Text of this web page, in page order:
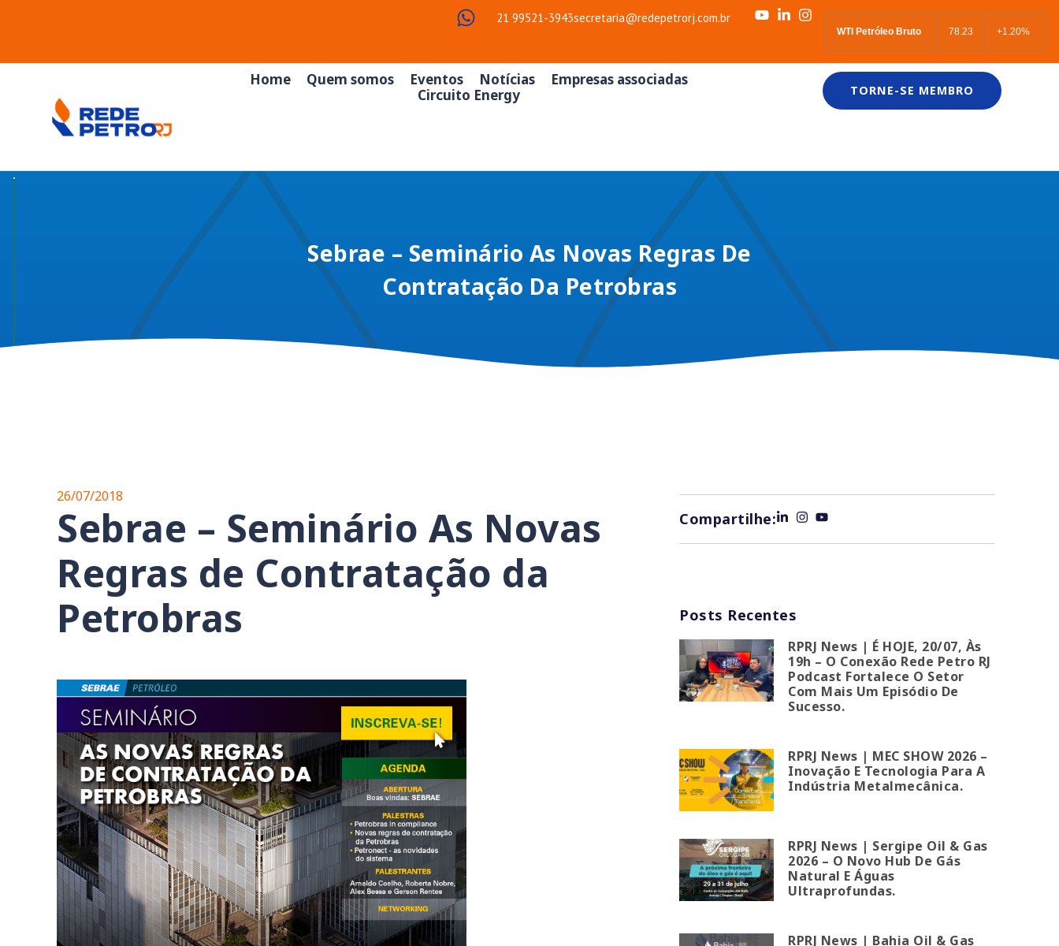
21 99521-3943secretaria@redepetrorj.com.br
WTI Petróleo Bruto 78.23 +1.20%
Home Quem somos Eventos Notícias
Empresas associadas
Circuito Energy
TORNE-SE MEMBRO
Sebrae – Seminário As Novas Regras De
Contratação Da Petrobras
26/07/2018
Sebrae – Seminário As Novas
Regras de Contratação da
Petrobras
Compartilhe:
Posts Recentes
RPRJ News | É HOJE, 20/07, Às
19h – O Conexão Rede Petro RJ
Podcast Fortalece O Setor
Com Mais Um Episódio De
Sucesso.
RPRJ News | MEC SHOW 2026 –
Inovação E Tecnologia Para A
Indústria Metalmecânica.
RPRJ News | Sergipe Oil & Gas
2026 – O Novo Hub De Gás
Natural E Águas
Ultraprofundas.
RPRJ News | Bahia Oil & Gas